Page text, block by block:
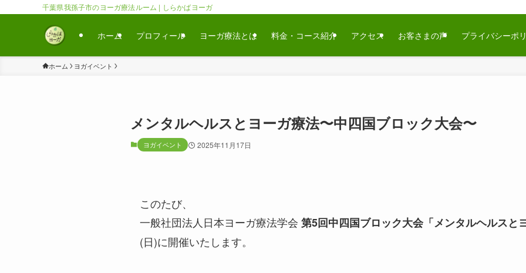
千葉県我孫子市のヨーガ療法ルーム | しらかばヨーガ
ホーム プロフィール ヨーガ療法とは 料金・コース紹介 アクセス お客さまの声 プライバシーポ
ホーム ヨガイベント
メンタルヘルスとヨーガ療法〜中四国ブロック大会〜
ヨガイベント 2025年11月17日
このたび、
一般社団法人日本ヨーガ療法学会 第5回中四国ブロック大会「メンタルヘルスと
(日)に開催いたします。